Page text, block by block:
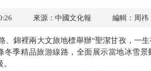
來源：中國文化報 編輯：周祎
錦裡兩大文旅地標舉辦“聖潔甘孜，一生
季精品旅游線路，全面展示當地冰雪